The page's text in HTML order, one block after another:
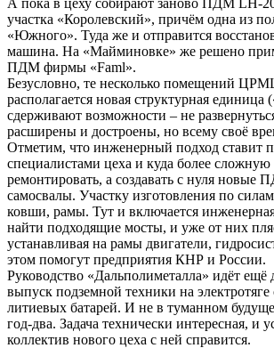
участка «Королевский», причём одна из
«Южного». Туда же и отправится
машина. На «Майминовке» же решено
ПДМ фирмы «Faml».
Безусловно, те несколько помещений
располагается новая структурная единица
сдерживают возможности – не
расширены и достроены, но всему своё
Отметим, что инженерный подход ставит
специалистами цеха и куда более сложную
ремонтировать, а создавать с нуля новые
самосвалы. Участку изготовления по силам
ковши, рамы. Тут и включается
найти подходящие мосты, и уже от них
устанавливая на рамы двигатели,
этом помогут предприятия КНР и России.
Руководство «Дальполиметалла» идёт ещё
выпуск подземной техники на
литиевых батарей. И не в туманном
год-два. Задача технически интересная, и
коллектив нового цеха с ней справится.